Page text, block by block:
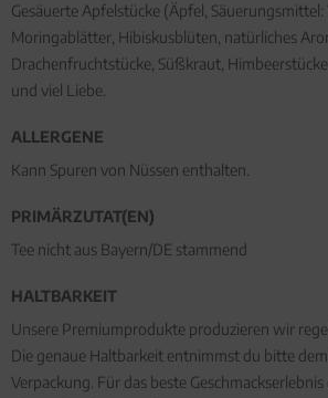
Gesäuerte Apfelstücke (Äpfel, Säuerungsmittel:
Moringablätter, Hibiskusblüten, natürliches
Drachenfruchtstücke, Süßkraut,
und viel Liebe.
ALLERGENE
Kann Spuren von Nüssen enthalten.
PRIMÄRZUTAT(EN)
Tee nicht aus Bayern/DE stammend
HALTBARKEIT
Unsere Premiumprodukte produzieren wir
Die genaue Haltbarkeit entnimmst du bitte
Verpackung. Für das beste